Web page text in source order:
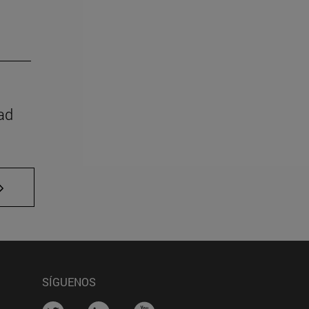
para desplazarse.
SÍGUENOS